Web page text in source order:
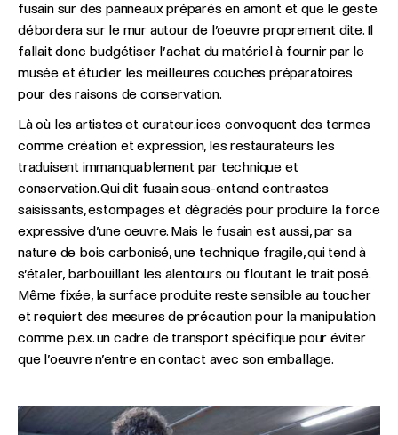
fusain sur des panneaux préparés en amont et que le geste
débordera sur le mur autour de l’oeuvre proprement dite. Il
fallait donc budgétiser l’achat du matériel à fournir par le
musée et étudier les meilleures couches préparatoires
pour des raisons de conservation.
Là où les artistes et curateur.ices convoquent des termes
comme création et expression, les restaurateurs les
traduisent immanquablement par technique et
conservation. Qui dit fusain sous-entend contrastes
saisissants, estompages et dégradés pour produire la force
expressive d’une oeuvre. Mais le fusain est aussi, par sa
nature de bois carbonisé, une technique fragile, qui tend à
s’étaler, barbouillant les alentours ou floutant le trait posé.
Même fixée, la surface produite reste sensible au toucher
et requiert des mesures de précaution pour la manipulation
comme p.ex. un cadre de transport spécifique pour éviter
que l’oeuvre n’entre en contact avec son emballage.